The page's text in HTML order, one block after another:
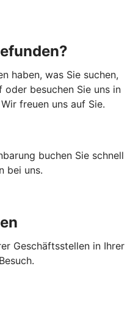
haben, was Sie suchen,
oder besuchen Sie uns in
freuen uns auf Sie.
buchen Sie schnell
bei uns.
Geschäftsstellen in Ihrer